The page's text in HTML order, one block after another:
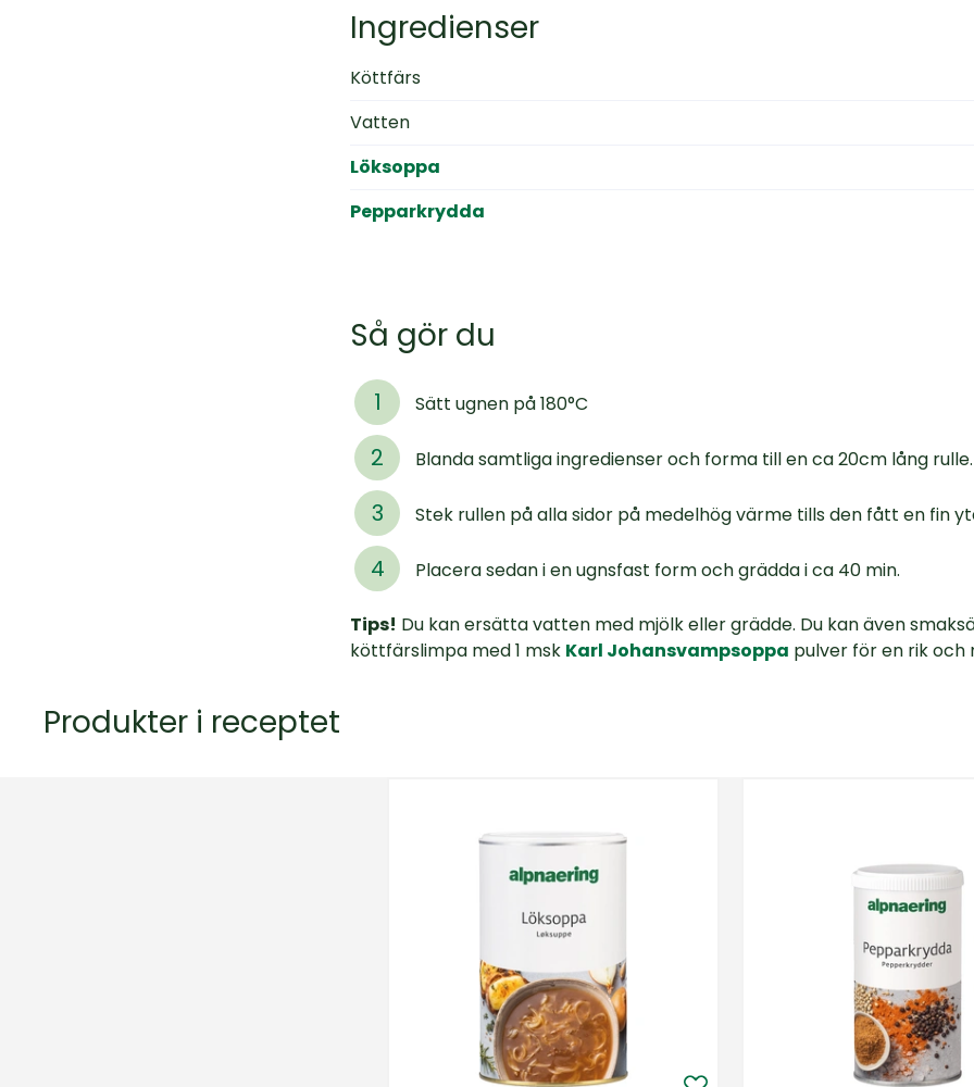
Ingredienser
Köttfärs
Vatten
Löksoppa
Pepparkrydda
Så gör du
Sätt ugnen på 180°C
Blanda samtliga ingredienser och forma till en ca 20cm lång rulle.
Stek rullen på alla sidor på medelhög värme tills den fått en fin
Placera sedan i en ugnsfast form och grädda i ca 40 min.
Tips! Du kan ersätta vatten med mjölk eller grädde. Du kan även
köttfärslimpa med 1 msk Karl Johansvampsoppa pulver för en rik och
Produkter i receptet